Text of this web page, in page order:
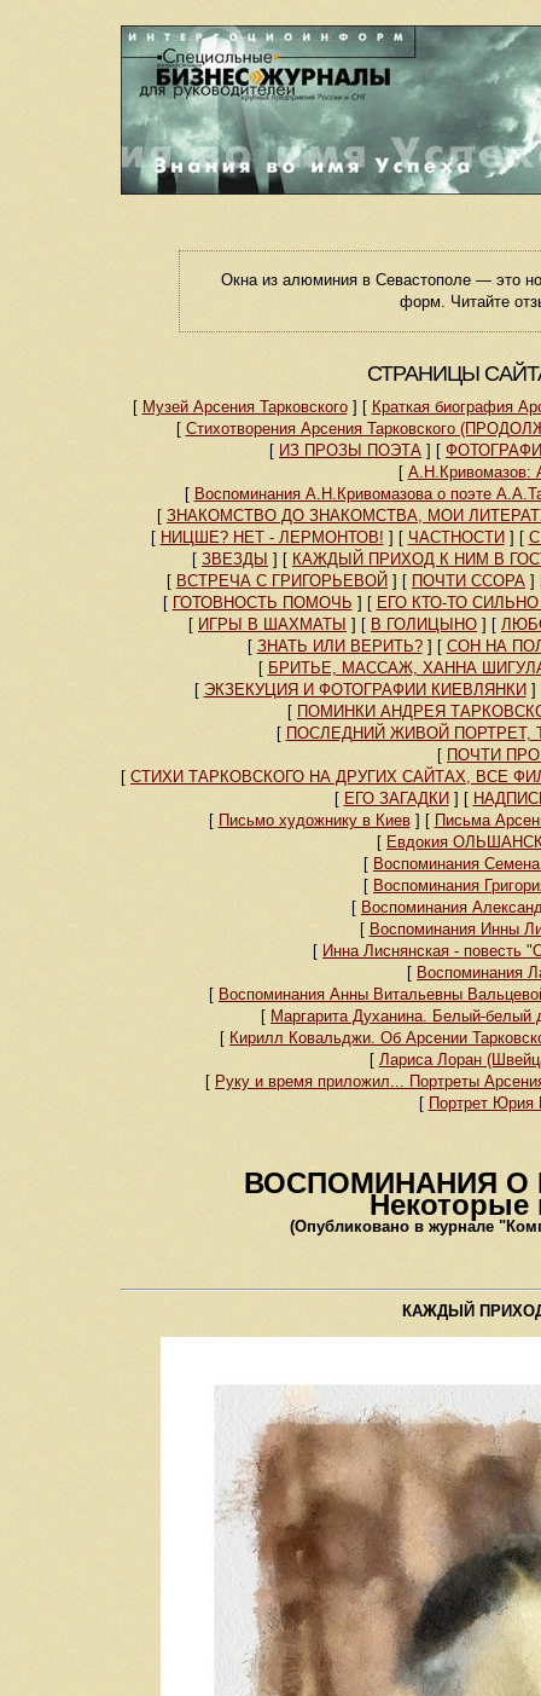
Окна из алюминия в Севастополе — это
форм. Читайте
СТРАНИЦЫ
[ Музей Арсения Тарковского] [ Краткая биография
[ Стихотворения Арсения Тарковского
[ ИЗ ПРОЗЫ ПОЭТА ] [
[ А.Н.Кривомазов:
[ Воспоминания А.Н.Кривомазова о поэте
[ ЗНАКОМСТВО ДО ЗНАКОМСТВА, МОИ
[ НИЦШЕ? НЕТ - ЛЕРМОНТОВ! ] [ ЧАСТНОСТИ ] [
[ ЗВЕЗДЫ ] [ КАЖДЫЙ ПРИХОД К НИМ В
[ ВСТРЕЧА С ГРИГОРЬЕВОЙ ] [ ПОЧТИ ССОРА ]
[ ГОТОВНОСТЬ ПОМОЧЬ ] [ ЕГО КТО-ТО
[ ИГРЫ В ШАХМАТЫ ] [ В ГОЛИЦЫНО ] [
[ ЗНАТЬ ИЛИ ВЕРИТЬ?] [ СОН НА
[ БРИТЬЕ, МАССАЖ, ХАННА
[ ЭКЗЕКУЦИЯ И ФОТОГРАФИИ КИЕВЛЯНКИ ]
[ ПОМИНКИ АНДРЕЯ
[ ПОСЛЕДНИЙ ЖИВОЙ ПОРТРЕТ,
[ ПОЧТИ
[ СТИХИ ТАРКОВСКОГО НА ДРУГИХ САЙТАХ, ВСЕ
[ ЕГО ЗАГАДКИ ] [
[ Письмо художнику в Киев] [ Письма
[ Евдокия
[ Воспоминания
[ Воспоминания
[ Воспоминания
[ Воспоминания Инны
[ Инна Лиснянская - повесть
[ Воспоминания
[ Воспоминания Анны Витальевны
[ Маргарита Духанина. Белый-белый
[ Кирилл Ковальджи. Об Арсении
[ Лариса Лоран
[ Руку и время приложил... Портреты
[ Портрет Юрия
ВОСПОМИНАНИЯ О
Некоторые
(Опубликовано в журнале
КАЖДЫЙ